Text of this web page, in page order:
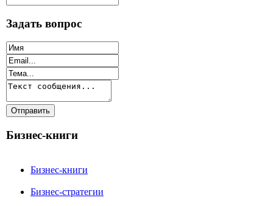
Задать вопрос
Бизнес-книги
Бизнес-книги
Бизнес-стратегии